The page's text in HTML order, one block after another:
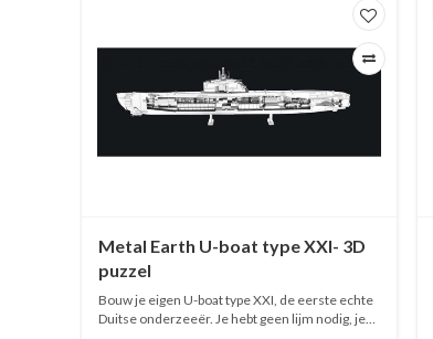
Metal Earth U-boat type XXI- 3D
puzzel
Bouw je eigen U-boat type XXI, de eerste echte
Duitse onderzeeër. Je hebt geen lijm nodig, je